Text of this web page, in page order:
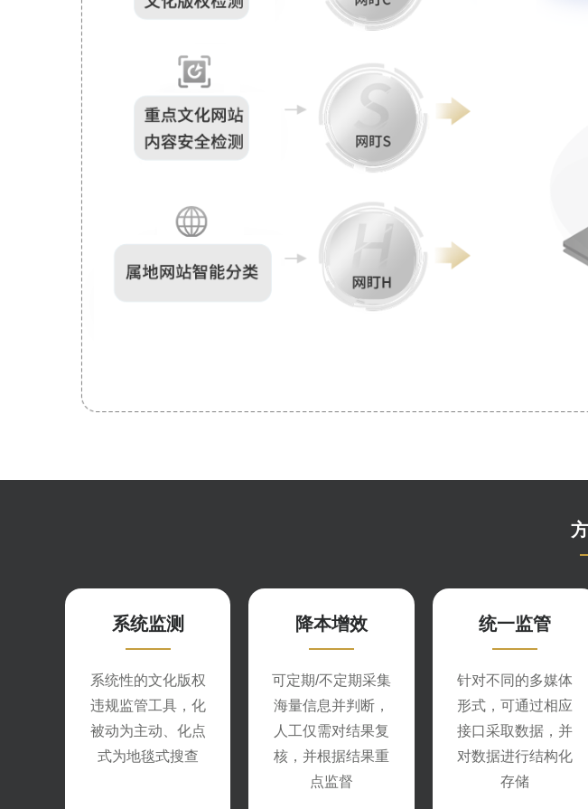
系统监测
系统性的文化版权
违规监管工具，化
被动为主动、化点
式为地毯式搜查
降本增效
可定期/不定期采集
海量信息并判断，
人工仅需对结果复
核，并根据结果重
点监督
统一监管
针对不同的多媒体
形式，可通过相应
接口采取数据，并
对数据进行结构化
存储